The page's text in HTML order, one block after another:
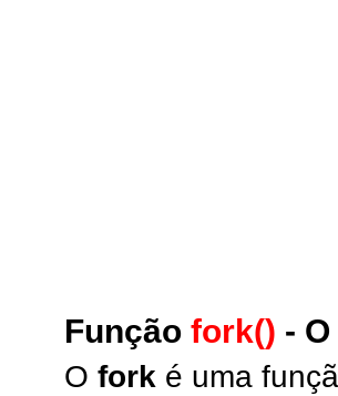
Função fork() -
O fork é uma